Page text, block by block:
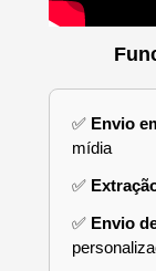
✅ Envio
mídia
✅
✅ Envio